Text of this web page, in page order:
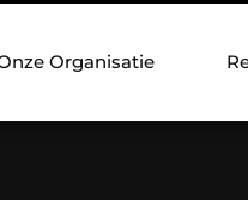
Organisatie